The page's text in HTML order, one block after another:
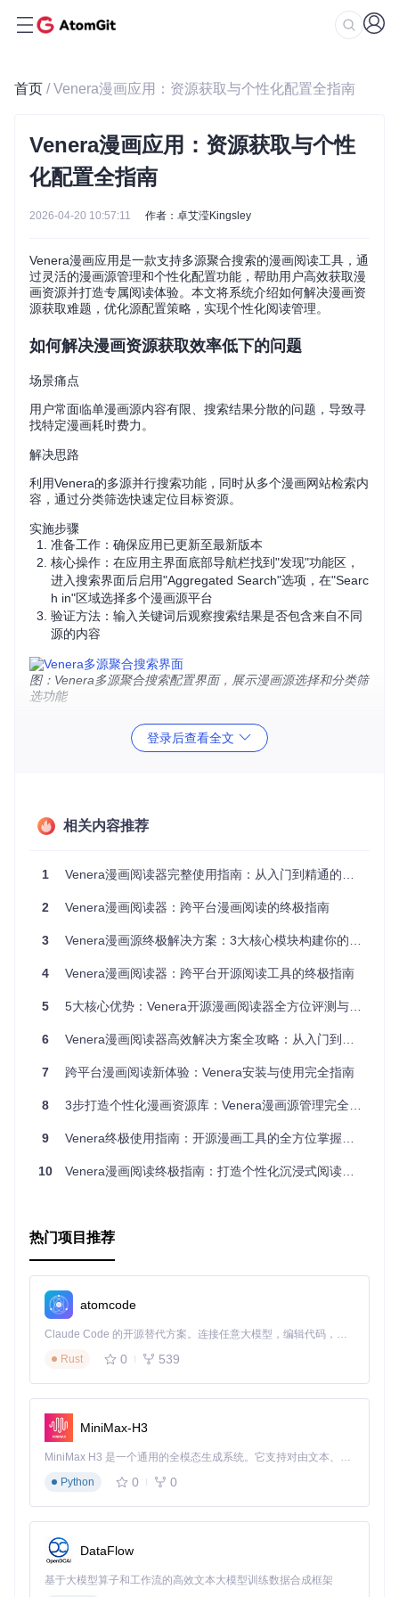
首页 / Venera漫画应用：资源获取与个性化配置全指南
Venera漫画应用：资源获取与个性
化配置全指南
2026-04-20 10:57:11 作者：卓艾滢Kingsley
Venera漫画应用是一款支持多源聚合搜索的漫画阅读工具，通
过灵活的漫画源管理和个性化配置功能，帮助用户高效获取漫
画资源并打造专属阅读体验。本文将系统介绍如何解决漫画资
源获取难题，优化源配置策略，实现个性化阅读管理。
如何解决漫画资源获取效率低下的问题
场景痛点
用户常面临单漫画源内容有限、搜索结果分散的问题，导致寻
找特定漫画耗时费力。
解决思路
利用Venera的多源并行搜索功能，同时从多个漫画网站检索内
容，通过分类筛选快速定位目标资源。
实施步骤
准备工作：确保应用已更新至最新版本
核心操作：在应用主界面底部导航栏找到"发现"功能区，
进入搜索界面后启用"Aggregated Search"选项，在"Searc
h in"区域选择多个漫画源平台
验证方法：输入关键词后观察搜索结果是否包含来自不同
源的内容
图：Venera多源聚合搜索配置界面，展示漫画源选择和分类筛
选功能
传统单源搜索平均需尝试3-5个平台才能找到目标内容，而启
漫画源稳定性保障的3个实用技巧
中断。
源故障影响。
实施步骤
核心操作：查看当前已配置漫画源状态，标记3-5个稳定源
验证方法：故意断开当前使用源，观察应用是否自动切换
效果对比
配置多源备份前，遇到源故障时平均恢复时间为5-10分钟，配
解决思路
通过Venera的探索功能实时获取热门内容更新，建立个性化关
实施步骤
准备工作：进入探索页面，熟悉"eh popular"和"eh lates
t"等标签页
验证方法：查看通知中心是否收到已关注作品的更新提醒
效果对比
90%的更新跟踪时间，同时不错过任何重要更新。
漫画源个性化配置进阶指南
登录后查看全文
相关内容推荐
1 Venera漫画阅读器完整使用指南：从入门到精通的全方位教程
2 Venera漫画阅读器：跨平台漫画阅读的终极指南
3 Venera漫画源终极解决方案：3大核心模块构建你的专属漫画库
4 Venera漫画阅读器：跨平台开源阅读工具的终极指南
5 5大核心优势：Venera开源漫画阅读器全方位评测与使用指南
6 Venera漫画阅读器高效解决方案全攻略：从入门到精通的完整指南
7 跨平台漫画阅读新体验：Venera安装与使用完全指南
8 3步打造个性化漫画资源库：Venera漫画源管理完全指南
9 Venera终极使用指南：开源漫画工具的全方位掌握与个性化定制
10 Venera漫画阅读终极指南：打造个性化沉浸式阅读体验
热门项目推荐
atomcode
Claude Code 的开源替代方案。连接任意大模型，编辑代码，运行命令，自动验证 — 全自动执行。用 Rust 构建，极致性能。 ｜ An open-source alternative to Claude Code. Connect any LLM, edit code, run commands, and verify changes — autonomously. Built in Rust for speed. Get Started
Rust
0 539
MiniMax-H3
MiniMax H3 是一个通用的全模态生成系统。它支持对由文本、图像、视频和音频组成的多模态上下文进行统一理解，并能生成分辨率高达 2K、时长可达 15 秒的带原生立体声音频的视频。得益于面向任务泛化的系统设计，H3 在预训练阶段就已具备广泛的多模态上下文理解与生成能力，能够出色地执行复杂的多模态指令。
Python
0 0
DataFlow
基于大模型算子和工作流的高效文本大模型训练数据合成框架